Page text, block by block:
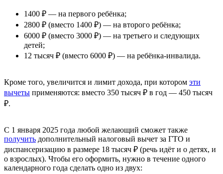
1400 ₽ — на первого ребёнка;
2800 ₽ (вместо 1400 ₽) — на второго ребёнка;
6000 ₽ (вместо 3000 ₽) — на третьего и следующих
детей;
12 тысяч ₽ (вместо 6000 ₽) — на ребёнка-инвалида.
Кроме того, увеличится и лимит дохода, при котором эти
вычеты применяются: вместо 350 тысяч ₽ в год — 450 тысяч
₽.
С 1 января 2025 года любой желающий сможет также
получить дополнительный налоговый вычет за ГТО и
диспансеризацию в размере 18 тысяч ₽ (речь идёт и о детях, и
о взрослых). Чтобы его оформить, нужно в течение одного
календарного года сделать одно из двух: